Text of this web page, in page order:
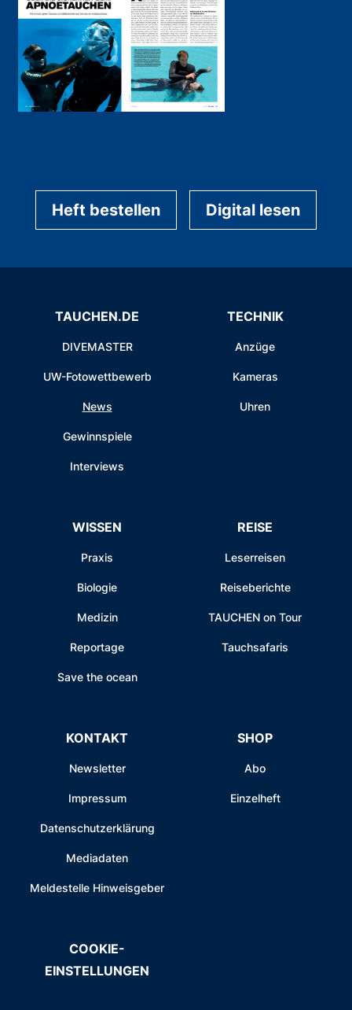
Heft bestellen Digital lesen
TAUCHEN.DE
DIVEMASTER
UW-Fotowettbewerb
News
Gewinnspiele
Interviews
TECHNIK
Anzüge
Kameras
Uhren
WISSEN
Praxis
Biologie
Medizin
Reportage
Save the ocean
REISE
Leserreisen
Reiseberichte
TAUCHEN on Tour
Tauchsafaris
KONTAKT
Newsletter
Impressum
Datenschutzerklärung
Mediadaten
Meldestelle Hinweisgeber
SHOP
Abo
Einzelheft
COOKIE-
EINSTELLUNGEN